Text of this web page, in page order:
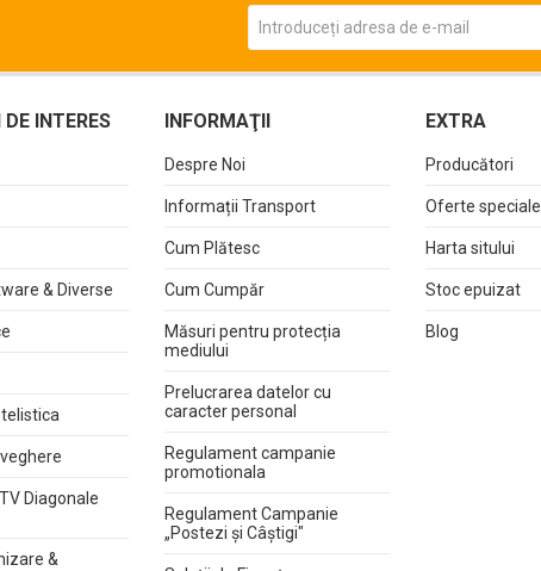
INTERES
& Diverse
Diagonale
&
INFORMAŢII
Despre Noi
Informații Transport
Cum Plătesc
Cum Cumpăr
Măsuri pentru protecția
mediului
Prelucrarea datelor cu
caracter personal
Regulament campanie
promotionala
Regulament Campanie
„Postezi și Câștigi"
EXTRA
Producători
Oferte speciale
Harta sitului
Stoc epuizat
Blog